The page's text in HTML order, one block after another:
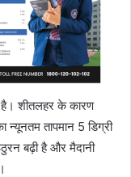
है। शीतलहर के कारण
न्यूनतम तापमान 5 डिग्री
बढ़ी है और मैदानी